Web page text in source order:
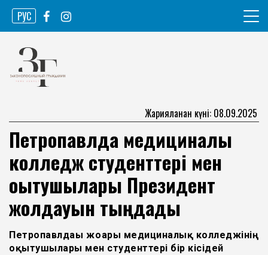
Skip
content
РУС
Законопослушный гражданин
Жарияланған күні: 08.09.2025
Петропавлда медициналық
колледж студенттері мен
оқытушылары Президент
жолдауын тыңдады
Петропавлдағы жоғары медициналық колледжінің
оқытушылары мен студенттері бір кісідей